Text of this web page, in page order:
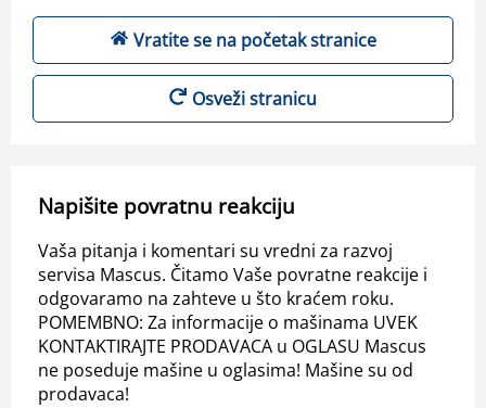
Vratite se na početak stranice
Osveži stranicu
Napišite povratnu reakciju
Vaša pitanja i komentari su vredni za razvoj
servisa Mascus. Čitamo Vaše povratne reakcije i
odgovaramo na zahteve u što kraćem roku.
POMEMBNO: Za informacije o mašinama UVEK
KONTAKTIRAJTE PRODAVACA u OGLASU Mascus
ne poseduje mašine u oglasima! Mašine su od
prodavaca!